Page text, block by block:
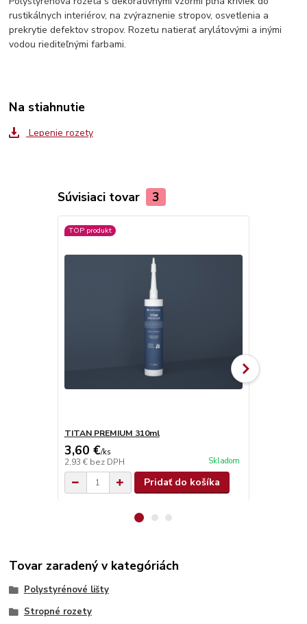
rustikálnych interiérov, na zvýraznenie stropov, osvetlenia a
prekrytie defektov stropov. Rozetu natierať arylátovými a inými
vodou riediteľnými farbami.
Na stiahnutie
Lepenie rozety
Súvisiaci tovar 3
TOP produkt
TITAN PREMIUM 310ml
3,60 €/ks
2,93 € bez DPH Skladom
Pridať do košíka
Tovar zaradený v kategóriách
Polystyrénové lišty
Stropné rozety